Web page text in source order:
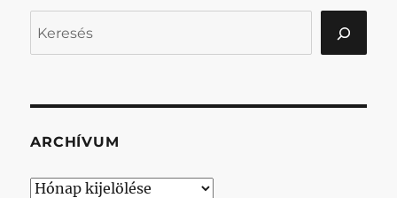
ARCHÍVUM
Archívum